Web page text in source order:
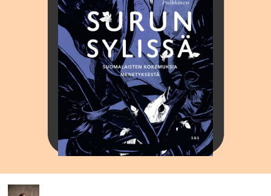
Salasana unohtunut?
Eikö sinulla ole tiliä?
Luo uusi tili